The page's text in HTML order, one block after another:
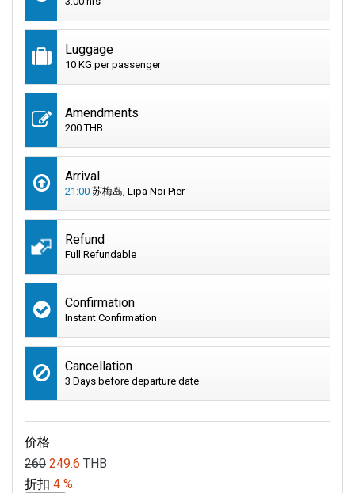
Luggage
10 KG per passenger
Amendments
200 THB
Arrival
21:00 苏梅岛, Lipa Noi Pier
Refund
Full Refundable
Confirmation
Instant Confirmation
Cancellation
3 Days before departure date
价格
260 249.6 THB
折扣 4 %